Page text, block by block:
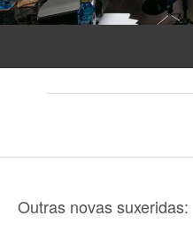
Outras novas suxeridas: